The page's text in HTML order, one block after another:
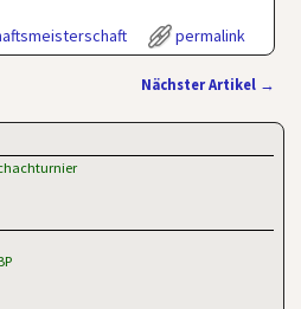
permalink
Nächster Artikel →